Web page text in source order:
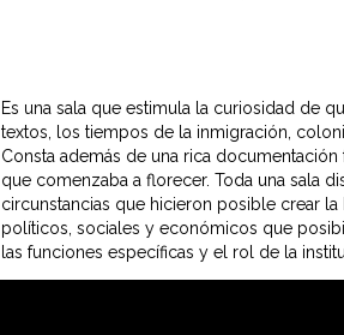
p
a
l
Es una sala que estimula la curiosidad de
textos, los tiempos de la inmigración,
Consta además de una rica
que comenzaba a florecer. Toda una sala
circunstancias que hicieron posible crear
políticos, sociales y económicos que
las funciones específicas y el rol de la